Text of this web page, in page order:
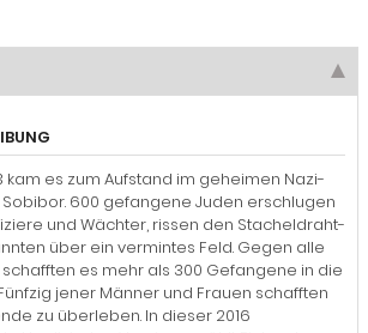
kam es zum Aufstand im geheimen Nazi-
600 gefangene Juden erschlugen
und Wächter, rissen den Stacheldraht-
über ein vermintes Feld. Gegen alle
es mehr als 300 Gefangene in die
jener Männer und Frauen schafften
zu überleben. In dieser 2016